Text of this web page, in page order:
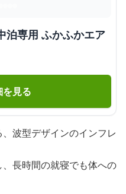
泊専用 ふかふかエア
見る
波型デザインのインフレ
長時間の就寝でも体への